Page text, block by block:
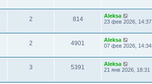
2 814
Aleksa
23 фев 2026, 14:37
2 4901
Aleksa
07 фев 2026, 14:34
3 5391
Aleksa
21 янв 2026, 18:31